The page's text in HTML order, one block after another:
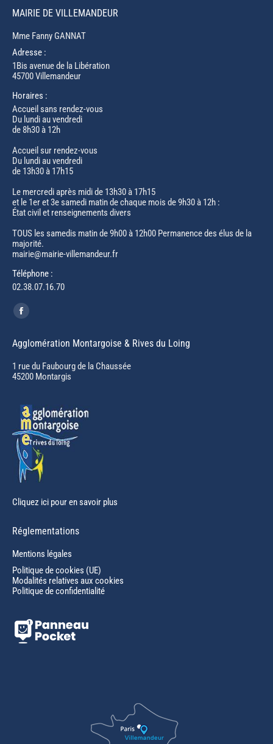
MAIRIE DE VILLEMANDEUR
Mme Fanny GANNAT
Adresse :
1Bis avenue de la Libération
45700 Villemandeur
Horaires :
Accueil sans rendez-vous
Du lundi au vendredi
de 8h30 à 12h
Accueil sur rendez-vous
Du lundi au vendredi
de 13h30 à 17h15
Le mercredi après midi de 13h30 à 17h15
et le 1er et 3e samedi matin de chaque mois de 9h30 à 12h :
État civil et renseignements divers
TOUS les samedis matin de 9h00 à 12h00 Permanence des élus de la
majorité.
mairie@mairie-villemandeur.fr
Téléphone :
02.38.07.16.70
Trouvez nous sur :
Facebook
opens
in
new
Agglomération Montargoise & Rives du Loing
1 rue du Faubourg de la Chaussée
45200 Montargis
Cliquez ici pour en savoir plus
Réglementations
Mentions légales
Politique de cookies (UE)
Modalités relatives aux cookies
Politique de confidentialité